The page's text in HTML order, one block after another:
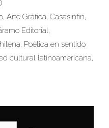
, Arte Gráfica, Casasinfin,
Editorial,
, Poética en sentido
cultural latinoamericana,